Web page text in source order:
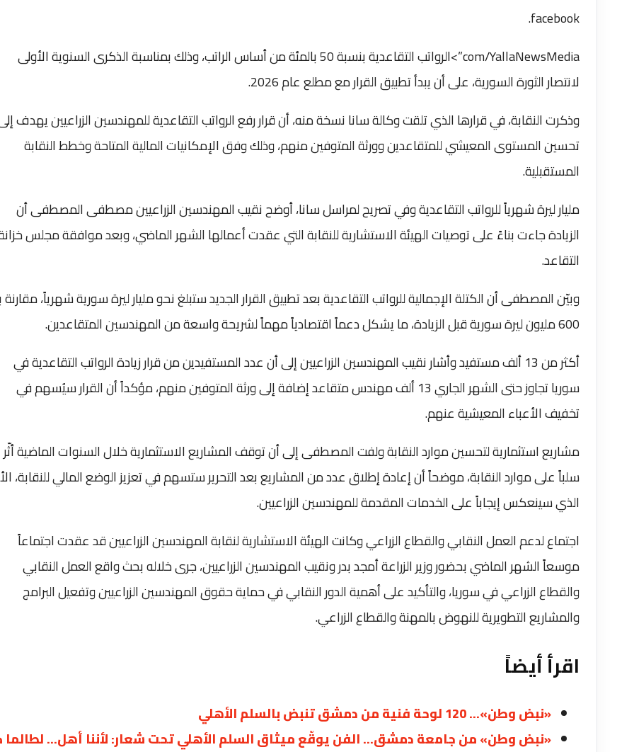
facebook.
com/YallaNewsMedia”>الرواتب التقاعدية بنسبة 50 بالمئة من أساس الراتب، وذلك بمناسبة الذكرى السنوية الأولى
لانتصار الثورة السورية، على أن يبدأ تطبيق القرار مع مطلع عام 2026.
وذكرت النقابة، في قرارها الذي تلقت وكالة سانا نسخة منه، أن قرار رفع الرواتب التقاعدية للمهندسين الزراعيين يهدف
تحسين المستوى المعيشي للمتقاعدين وورثة المتوفين منهم، وذلك وفق الإمكانيات المالية المتاحة وخطط النقابة
المستقبلية.
مليار ليرة شهرياً للرواتب التقاعدية وفي تصريح لمراسل سانا، أوضح نقيب المهندسين الزراعيين مصطفى المصطفى أن
الزيادة جاءت بناءً على توصيات الهيئة الاستشارية للنقابة التي عقدت أعمالها الشهر الماضي، وبعد موافقة مجلس
التقاعد.
وبيّن المصطفى أن الكتلة الإجمالية للرواتب التقاعدية بعد تطبيق القرار الجديد ستبلغ نحو مليار ليرة سورية شهرياً، مقارنة
600 مليون ليرة سورية قبل الزيادة، ما يشكل دعماً اقتصادياً مهماً لشريحة واسعة من المهندسين المتقاعدين.
أكثر من 13 ألف مستفيد وأشار نقيب المهندسين الزراعيين إلى أن عدد المستفيدين من قرار زيادة الرواتب التقاعدية في
سوريا تجاوز حتى الشهر الجاري 13 ألف مهندس متقاعد إضافة إلى ورثة المتوفين منهم، مؤكداً أن القرار سيُسهم في
تخفيف الأعباء المعيشية عنهم.
مشاريع استثمارية لتحسين موارد النقابة ولفت المصطفى إلى أن توقف المشاريع الاستثمارية خلال السنوات الماضية أثّر
سلباً على موارد النقابة، موضحاً أن إعادة إطلاق عدد من المشاريع بعد التحرير ستسهم في تعزيز الوضع المالي للنقابة،
الذي سينعكس إيجاباً على الخدمات المقدمة للمهندسين الزراعيين.
اجتماع لدعم العمل النقابي والقطاع الزراعي وكانت الهيئة الاستشارية لنقابة المهندسين الزراعيين قد عقدت اجتماعاً
موسعاً الشهر الماضي بحضور وزير الزراعة أمجد بدر ونقيب المهندسين الزراعيين، جرى خلاله بحث واقع العمل النقابي
والقطاع الزراعي في سوريا، والتأكيد على أهمية الدور النقابي في حماية حقوق المهندسين الزراعيين وتفعيل البرامج
والمشاريع التطويرية للنهوض بالمهنة والقطاع الزراعي.
اقرأ أيضاً
«نبض وطن»… 120 لوحة فنية من دمشق تنبض بالسلم الأهلي
«نبض وطن» من جامعة دمشق… الفن يوقّع ميثاق السلم الأهلي تحت شعار: لأننا أهل… لطالما